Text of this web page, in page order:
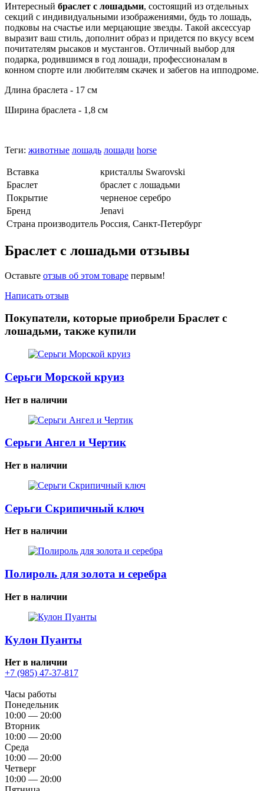
Интересный браслет с лошадьми, состоящий из отдельных
секций с индивидуальными изображениями, будь то лошадь,
подковы на счастье или мерцающие звезды. Такой аксессуар
выразит ваш стиль, дополнит образ и придется по вкусу всем
почитателям рысаков и мустангов. Отличный выбор для
подарка, родившимся в год лошади, профессионалам в
конном спорте или любителям скачек и забегов на ипподроме.
Длина браслета - 17 см
Ширина браслета - 1,8 см
Теги: животные лошадь лошади horse
Вставка
кристаллы Swarovski
Браслет
браслет с лошадьми
Покрытие
черненое серебро
Бренд
Jenavi
Страна производитель Россия, Санкт-Петербург
Браслет с лошадьми отзывы
Оставьте отзыв об этом товаре первым!
Написать отзыв
Покупатели, которые приобрели Браслет с
лошадьми, также купили
Серьги Морской круиз
Нет в наличии
Серьги Ангел и Чертик
Нет в наличии
Серьги Скрипичный ключ
Нет в наличии
Полироль для золота и серебра
Нет в наличии
Кулон Пуанты
Нет в наличии
+7 (985) 47-37-817
Часы работы
Понедельник
10:00 — 20:00
Вторник
10:00 — 20:00
Среда
10:00 — 20:00
Четверг
10:00 — 20:00